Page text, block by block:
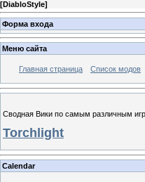
[DiabloStyle]
Форма входа
Меню сайта
Главная страница Список модов
Сводная Вики по самым различным
Torchlight
Calendar